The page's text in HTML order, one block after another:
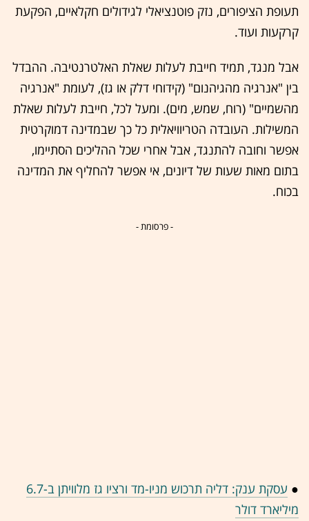
תעופת הציפורים, נזק פוטנציאלי לגידולים חקלאיים, הפקעת
קרקעות ועוד.
אבל מנגד, תמיד חייבת לעלות שאלת האלטרנטיבה. ההבדל
בין "אנרגיה מהגיהנום" (קידוחי דלק או גז), לעומת "אנרגיה
מהשמיים" (רוח, שמש, מים). ומעל לכל, חייבת לעלות שאלת
המשילות. העובדה הטריוויאלית כל כך שבמדינה דמוקרטית
אפשר וחובה להתנגד, אבל אחרי שכל ההליכים הסתיימו,
בתום מאות שעות של דיונים, אי אפשר להחליף את המדינה
בכוח.
- פרסומת -
●
עסקת ענק: דליה תרכוש מניו-מד ורציו גז מלוויתן ב-6.7
מיליארד דולר